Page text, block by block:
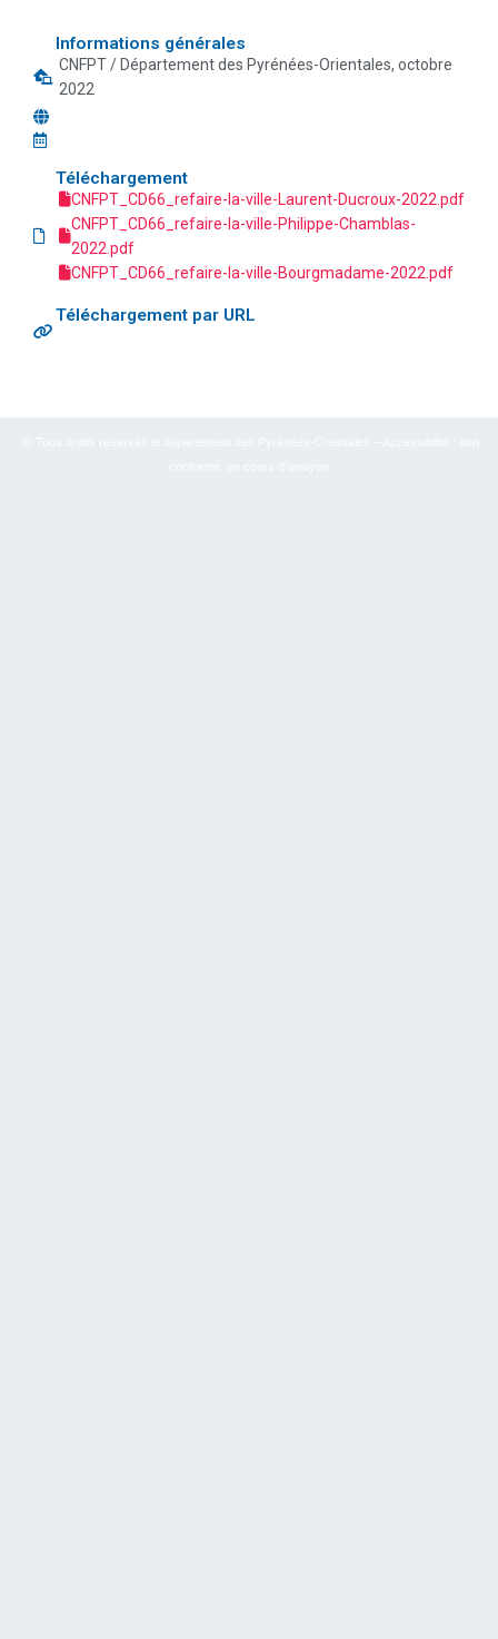
Informations générales
CNFPT / Département des Pyrénées-Orientales, octobre
2022
Téléchargement
CNFPT_CD66_refaire-la-ville-Laurent-Ducroux-2022.pdf
CNFPT_CD66_refaire-la-ville-Philippe-Chamblas-
2022.pdf
CNFPT_CD66_refaire-la-ville-Bourgmadame-2022.pdf
Téléchargement par URL